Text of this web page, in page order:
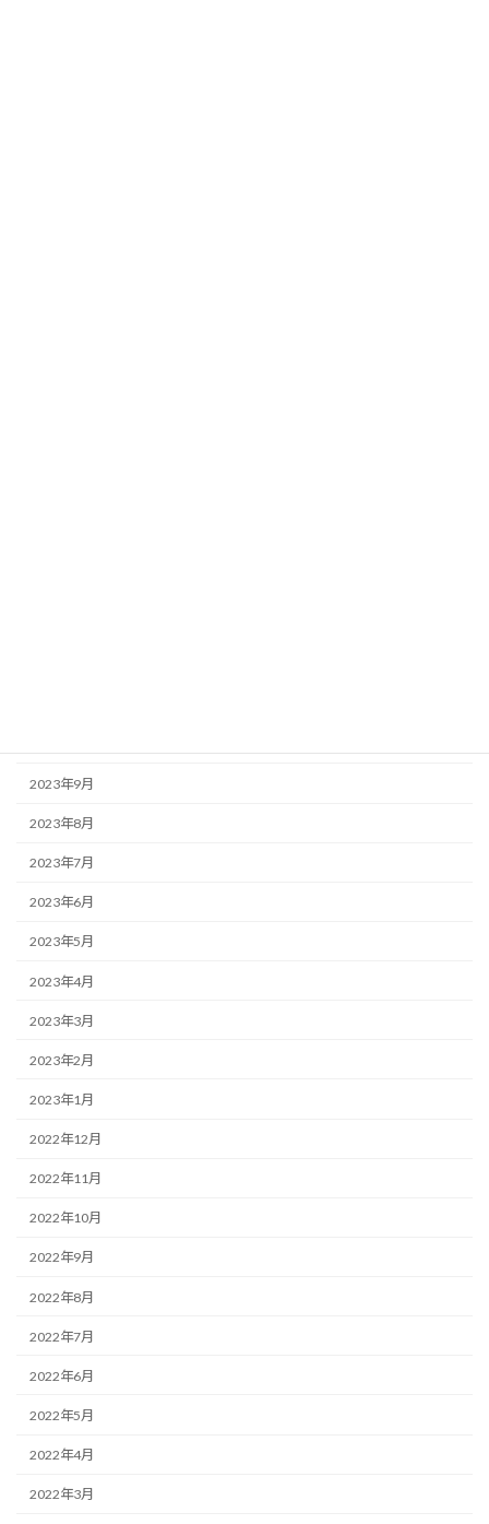
2023年9月
2023年8月
2023年7月
2023年6月
2023年5月
2023年4月
2023年3月
2023年2月
2023年1月
2022年12月
2022年11月
2022年10月
2022年9月
2022年8月
2022年7月
2022年6月
2022年5月
2022年4月
2022年3月